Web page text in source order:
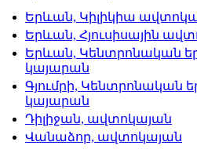
Երևան, Կիլիկիա
Երևան, Հյուսիսային
Երևան, Կենտրոնական
կայարան
Գյումրի, Կենտրոնական
կայարան
Դիլիջան, ավտոկայան
Վանաձոր, ավտոկայան